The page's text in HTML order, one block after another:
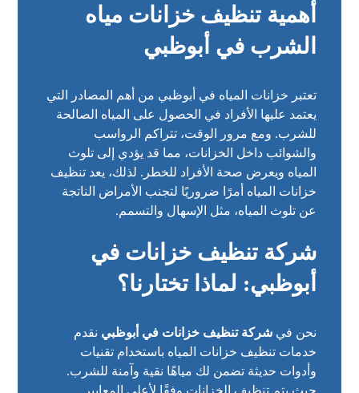
أهمية تنظيف خزانات مياه
الشرب في أبوظبي
تعتبر خزانات المياه في أبوظبي من أهم المصادر التي
يعتمد عليها الأفراد في الحصول على المياه الصالحة
للشرب. ومع مرور الوقت، تتراكم الرواسب
والشوائب داخل الخزانات، مما قد يؤدي إلى تلوث
المياه ويعرض صحة الأفراد للخطر. لذلك، يعد تنظيف
خزانات المياه أمرًا ضروريًا لتجنب الأمراض الناتجة
عن تلوث المياه، مثل الإسهال والتسمم.
شركة تنظيف خزانات في
أبوظبي: لماذا تختارنا؟
نحن فيشركة تنظيف خزانات في أبوظبي نقدم
خدمات تنظيف خزانات المياه باستخدام تقنيات
وأدوات حديثة تضمن لك مياهًا نقية وآمنة للشرب.